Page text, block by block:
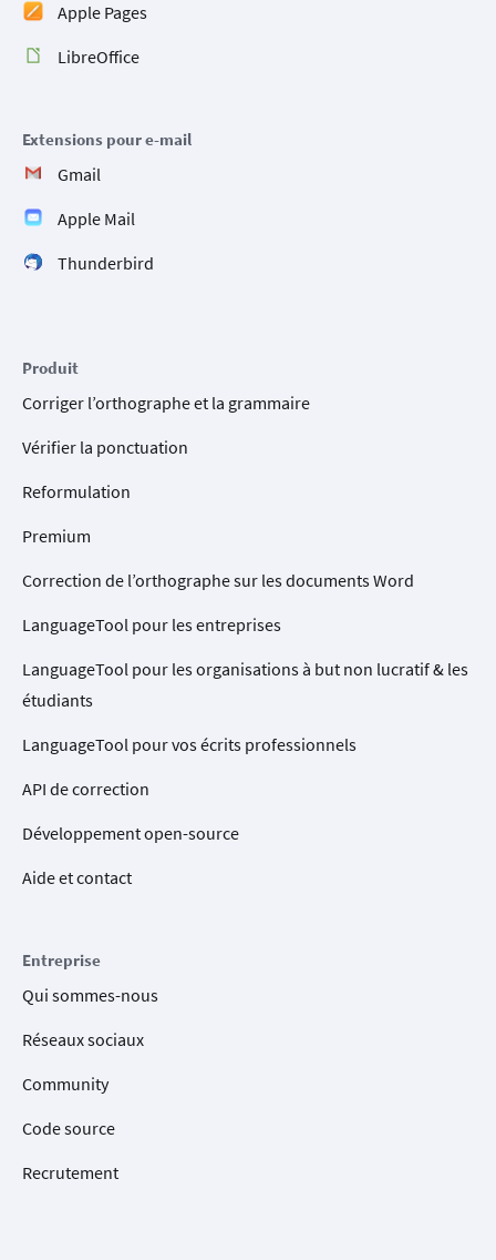
Apple Pages
LibreOffice
Extensions pour e-mail
Gmail
Apple Mail
Thunderbird
Produit
Corriger l’orthographe et la grammaire
Vérifier la ponctuation
Reformulation
Premium
Correction de l’orthographe sur les documents Word
LanguageTool pour les entreprises
LanguageTool pour les organisations à but non lucratif & les
étudiants
LanguageTool pour vos écrits professionnels
API de correction
Développement open-source
Aide et contact
Entreprise
Qui sommes-nous
Réseaux sociaux
Community
Code source
Recrutement